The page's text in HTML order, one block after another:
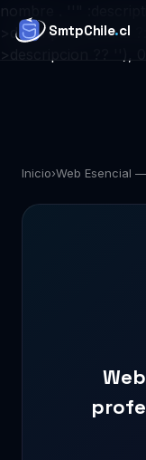
nombre . ''"
>descripcion_corta
>descripcion ?? ''),
SmtpChile.cl
Inicio›Web Esencial